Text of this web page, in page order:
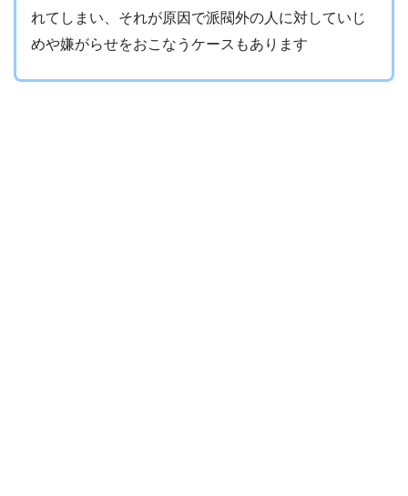
れてしまい、それが原因で派閥外の人に対していじ
めや嫌がらせをおこなうケースもあります